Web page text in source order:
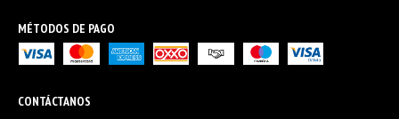
MÉTODOS DE PAGO
CONTÁCTANOS